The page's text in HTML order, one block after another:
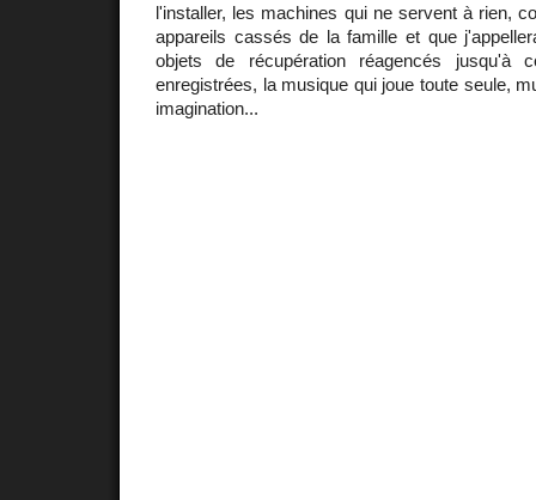
l'installer, les machines qui ne servent à rien,
appareils cassés de la famille et que
objets de récupération réagencés jusqu'à
enregistrées, la musique qui joue toute seule,
imagination...